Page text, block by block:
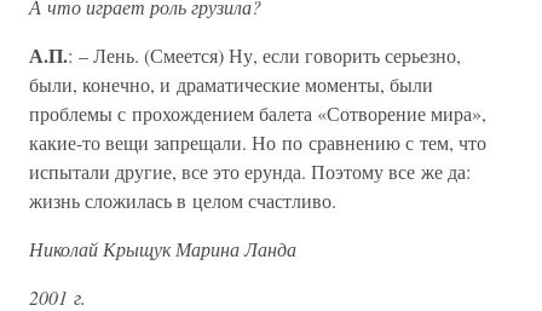
А что играет роль грузила?
А.П.: – Лень. (Смеется) Ну, если говорить серьезно,
были, конечно, и драматические моменты, были
проблемы с прохождением балета «Сотворение мира»,
какие-то вещи запрещали. Но по сравнению с тем, что
испытали другие, все это ерунда. Поэтому все же да:
жизнь сложилась в целом счастливо.
Николай Крыщук Марина Ланда
2001 г.